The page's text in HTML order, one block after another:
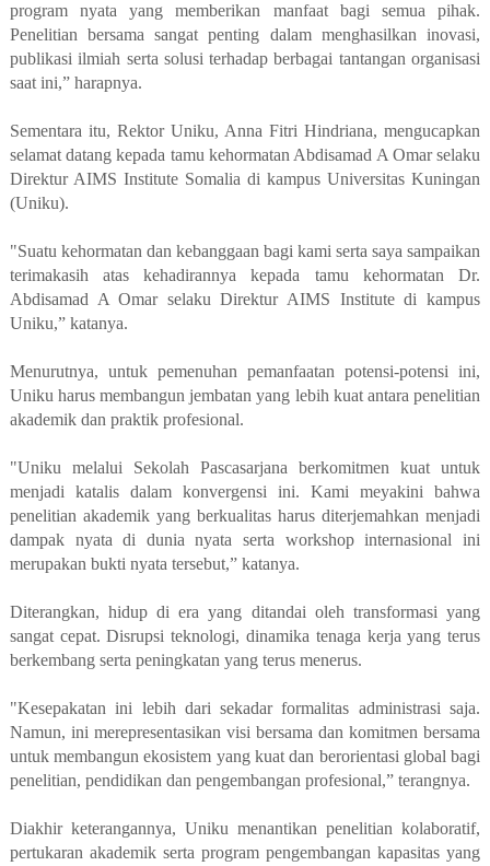
program nyata yang memberikan manfaat bagi semua pihak.
Penelitian bersama sangat penting dalam menghasilkan inovasi,
publikasi ilmiah serta solusi terhadap berbagai tantangan organisasi
saat ini,” harapnya.
Sementara itu, Rektor Uniku, Anna Fitri Hindriana, mengucapkan
selamat datang kepada tamu kehormatan Abdisamad A Omar selaku
Direktur AIMS Institute Somalia di kampus Universitas Kuningan
(Uniku).
"Suatu kehormatan dan kebanggaan bagi kami serta saya sampaikan
terimakasih atas kehadirannya kepada tamu kehormatan Dr.
Abdisamad A Omar selaku Direktur AIMS Institute di kampus
Uniku,” katanya.
Menurutnya, untuk pemenuhan pemanfaatan potensi-potensi ini,
Uniku harus membangun jembatan yang lebih kuat antara penelitian
akademik dan praktik profesional.
"Uniku melalui Sekolah Pascasarjana berkomitmen kuat untuk
menjadi katalis dalam konvergensi ini. Kami meyakini bahwa
penelitian akademik yang berkualitas harus diterjemahkan menjadi
dampak nyata di dunia nyata serta workshop internasional ini
merupakan bukti nyata tersebut,” katanya.
Diterangkan, hidup di era yang ditandai oleh transformasi yang
sangat cepat. Disrupsi teknologi, dinamika tenaga kerja yang terus
berkembang serta peningkatan yang terus menerus.
"Kesepakatan ini lebih dari sekadar formalitas administrasi saja.
Namun, ini merepresentasikan visi bersama dan komitmen bersama
untuk membangun ekosistem yang kuat dan berorientasi global bagi
penelitian, pendidikan dan pengembangan profesional,” terangnya.
Diakhir keterangannya, Uniku menantikan penelitian kolaboratif,
pertukaran akademik serta program pengembangan kapasitas yang